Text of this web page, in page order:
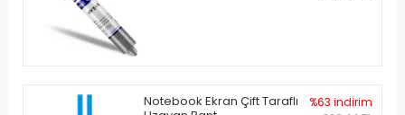
Notebook Ekran Çift Taraflı
%63 indirim